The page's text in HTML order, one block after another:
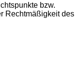
bzw.
Rechtmäßigkeit des